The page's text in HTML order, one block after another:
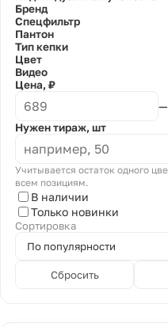
Бренд
Спецфильтр
Пантон
Тип кепки
Цвет
Видео
Цена, ₽
—
Нужен тираж, шт
Учитывается остаток одного
всем позициям.
В наличии
Только новинки
Сортировка
Сбросить